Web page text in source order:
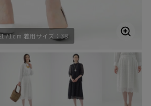
171cm 着用サイズ：38